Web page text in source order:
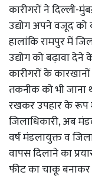
कारीगरों ने
उद्योग अपने वजूद को
हालांकि रामपुर में
उद्योग को बढ़ावा देने
कारीगरों के
तकनीक को भी
रखकर उपहार के रूप में
जिलाधिकारी, अब
वर्ष मंडलायुक्त व
वापस दिलाने का
फीट का चाकू बनाकर